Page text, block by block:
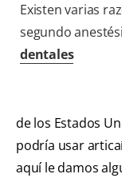
Existen varias
segundo
dentales
de los Estados
podría usar
aquí le damos